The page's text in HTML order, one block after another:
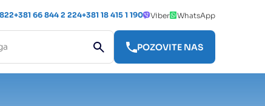
+381 66 844 2 224+381 18 415 1 190 Viber WhatsApp
POZOVITE NAS